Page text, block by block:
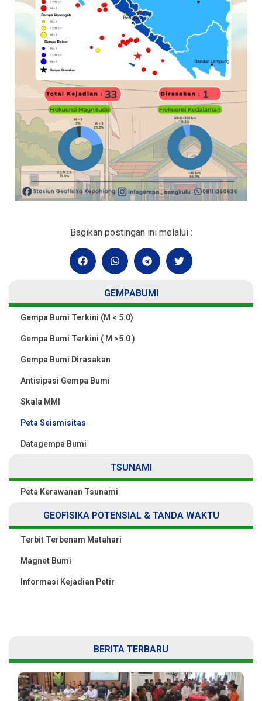
Bagikan postingan ini melalui :
GEMPABUMI
Gempa Bumi Terkini (M < 5.0)
Gempa Bumi Terkini ( M >5.0 )
Gempa Bumi Dirasakan
Antisipasi Gempa Bumi
Skala MMI
Peta Seismisitas
Datagempa Bumi
TSUNAMI
Peta Kerawanan Tsunami
GEOFISIKA POTENSIAL & TANDA WAKTU
Terbit Terbenam Matahari
Magnet Bumi
Informasi Kejadian Petir
BERITA TERBARU